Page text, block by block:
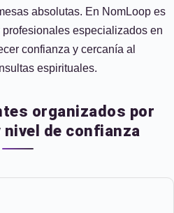
absolutas. En NomLoop es
especializados en
confianza y cercanía al
espirituales.
organizados por
de confianza